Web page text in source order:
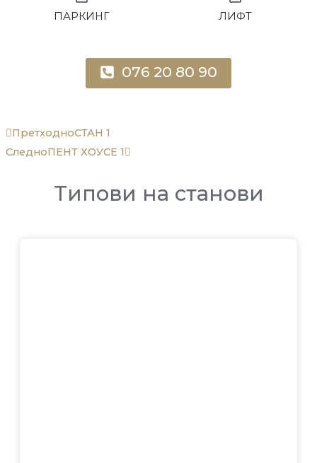
ПАРКИНГ ЛИФТ
076 20 80 90
Prev
ПретходноСТАН 1
СледноПЕНТ ХОУСЕ 1
Типови на станови